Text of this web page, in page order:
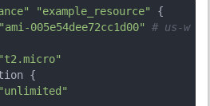
"example_resource"
{
"ami-005e54dee72cc1d00"
# us-w
"t2.micro"
"unlimited"